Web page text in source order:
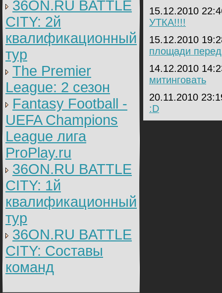
36ON.RU BATTLE
CITY: 2й
квалификационный
тур
The Premier
League: 2 cезон
Fantasy Football -
UEFA Champions
League лига
ProPlay.ru
36ON.RU BATTLE
CITY: 1й
квалификационный
тур
36ON.RU BATTLE
CITY: Составы
команд
15.12.2010
УТКА!!!!
15.12.2010
площади
14.12.2010
митинговать
20.11.2010
:D